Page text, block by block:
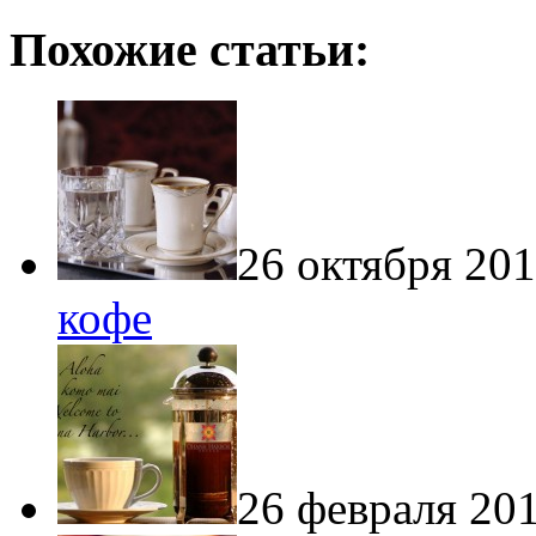
Похожие статьи:
26 октября
кофе
26 февраля